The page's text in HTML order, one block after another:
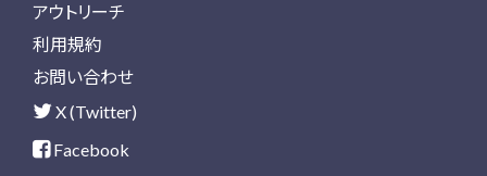
アウトリーチ
利用規約
お問い合わせ
X (Twitter)
Facebook